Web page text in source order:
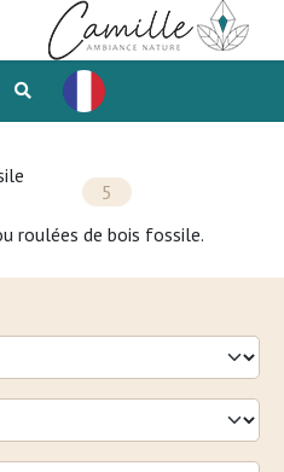
5
roulées de bois fossile.